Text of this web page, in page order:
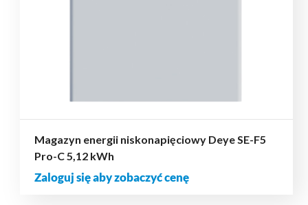
Magazyn energii niskonapięciowy Deye SE-F5
Pro-C 5,12 kWh
Zaloguj się aby zobaczyć cenę